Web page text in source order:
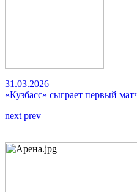
31.03.2026
«Кузбасс» сыграет первый
next prev